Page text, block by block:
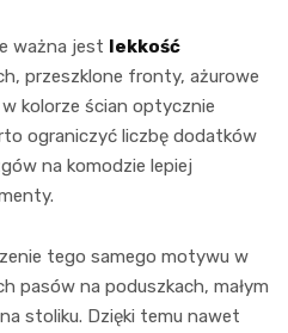
ważna jest lekkość
przeszklone fronty, ażurowe
w kolorze ścian optycznie
ograniczyć liczbę dodatków
na komodzie lepiej
tego samego motywu w
pasów na poduszkach, małym
stoliku. Dzięki temu nawet